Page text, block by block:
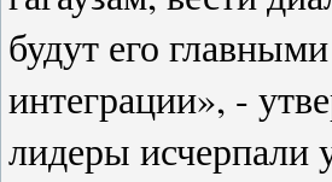
будут его
интеграции», -
лидеры исчерпали